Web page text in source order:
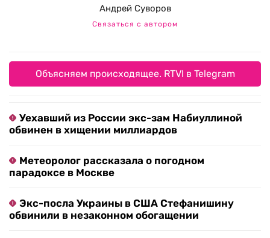
Андрей Суворов
Связаться с автором
Объясняем происходящее. RTVI в Telegram
Уехавший из России экс-зам Набиуллиной
обвинен в хищении миллиардов
Метеоролог рассказала о погодном
парадоксе в Москве
Экс-посла Украины в США Стефанишину
обвинили в незаконном обогащении